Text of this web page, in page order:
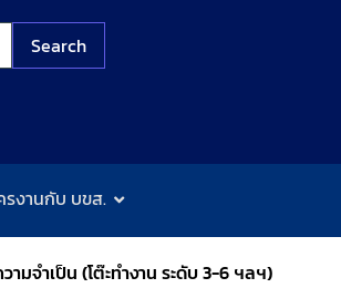
งานกับ บขส.
มจำเป็น (โต๊ะทำงาน ระดับ 3-6 ฯลฯ)